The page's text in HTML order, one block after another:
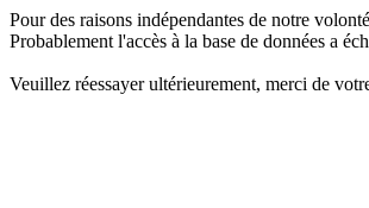
Pour des raisons indépendantes de notre
Probablement l'accès à la base de données a
Veuillez réessayer ultérieurement, merci de